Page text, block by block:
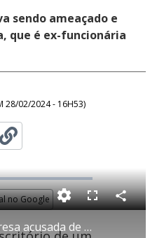
sendo ameaçado e
que é ex-funcionária
28/02/2024 - 16H53)
no Google
Ex-funcionária é presa acusada de perseguir e ameaçar vereador no interior de SP
F C
o